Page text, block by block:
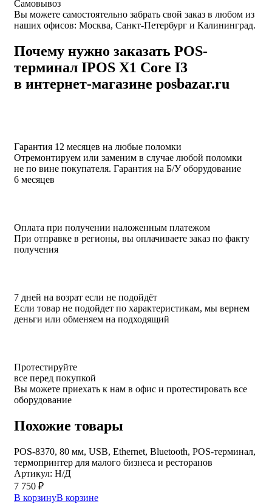
Самовывоз
Вы можете самостоятельно забрать свой заказ в любом из
наших офисов: Москва, Санкт-Петербург и Калининград.
Почему нужно заказать POS-
терминал IPOS X1 Core I3
в интернет-магазине posbazar.ru
Гарантия 12 месяцев на любые поломки
Отремонтируем или заменим в случае любой поломки
не по вине покупателя. Гарантия на Б/У оборудование
6 месяцев
Оплата при получении наложенным платежом
При отправке в регионы, вы оплачиваете заказ по факту
получения
7 дней на возрат если не подойдёт
Если товар не подойдет по характеристикам, мы вернем
деньги или обменяем на подходящий
Протестируйте
все перед покупкой
Вы можете приехать к нам в офис и протестировать все
оборудование
Похожие товары
POS-8370, 80 мм, USB, Ethernet, Bluetooth, POS-терминал,
термопринтер для малого бизнеса и ресторанов
Артикул: Н/Д
7 750 ₽
В корзинуВ корзине